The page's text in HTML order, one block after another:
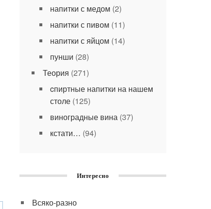
напитки с медом (2)
напитки с пивом (11)
напитки с яйцом (14)
пунши (28)
Теория (271)
cпиртные напитки на нашем
столе(125)
виноградные вина(37)
кстати… (94)
Интересно
Всяко-разно